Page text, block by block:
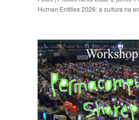
Human Entities 2026: a cultura na